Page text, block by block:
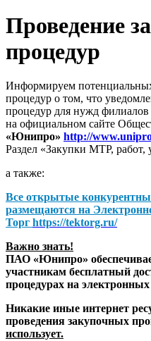
Проведение
процедур
Информируем
процедур о том, что
процедур для нужд
на официальном сайте
«Юнипро» http://
Раздел «Закупки МТР, работ,
а также:
Все открытые
размещаются на
Торг https://tektorg.ru/
Важно знать!
ПАО «Юнипро»
участникам бесплатный
процедурах на
Никакие иные интернет
проведения закупочных
использует.